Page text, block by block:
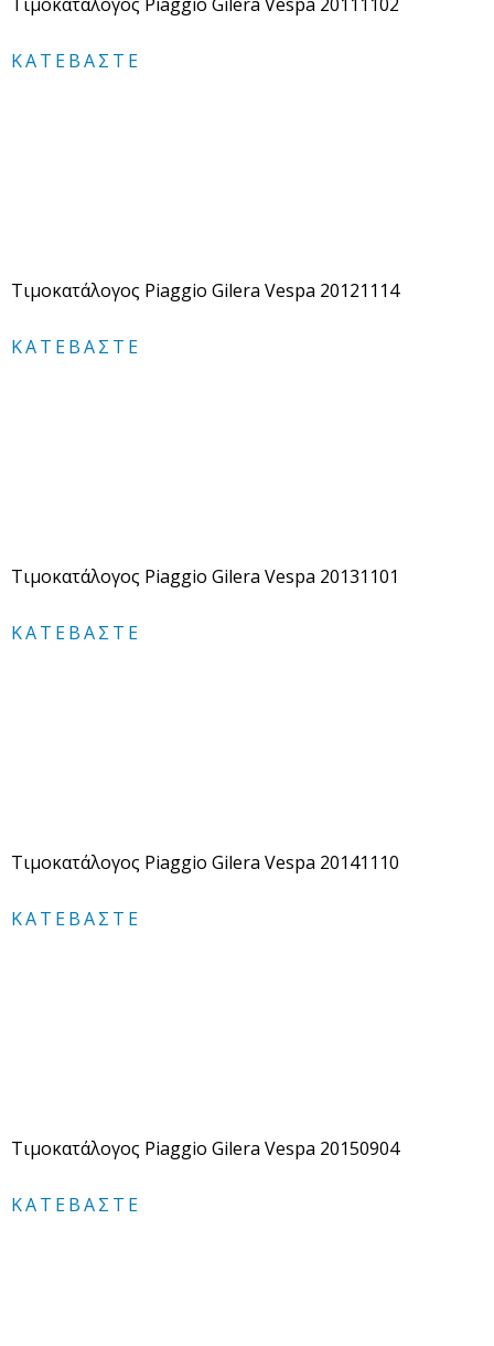
ΚΑΤΕΒΆΣΤΕ
Τιμοκατάλογος Piaggio Gilera Vespa 20121114
ΚΑΤΕΒΆΣΤΕ
Τιμοκατάλογος Piaggio Gilera Vespa 20131101
ΚΑΤΕΒΆΣΤΕ
Τιμοκατάλογος Piaggio Gilera Vespa 20141110
ΚΑΤΕΒΆΣΤΕ
Τιμοκατάλογος Piaggio Gilera Vespa 20150904
ΚΑΤΕΒΆΣΤΕ